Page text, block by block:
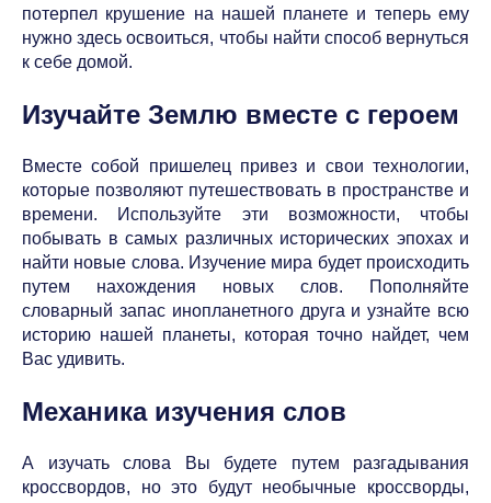
потерпел крушение на нашей планете и теперь ему
нужно здесь освоиться, чтобы найти способ вернуться
к себе домой.
Изучайте Землю вместе с героем
Вместе собой пришелец привез и свои технологии,
которые позволяют путешествовать в пространстве и
времени. Используйте эти возможности, чтобы
побывать в самых различных исторических эпохах и
найти новые слова. Изучение мира будет происходить
путем нахождения новых слов. Пополняйте
словарный запас инопланетного друга и узнайте всю
историю нашей планеты, которая точно найдет, чем
Вас удивить.
Механика изучения слов
А изучать слова Вы будете путем разгадывания
кроссвордов, но это будут необычные кроссворды,